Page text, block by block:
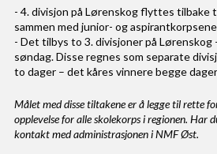
- 4. divisjon på Lørenskog flyttes tilbake
sammen med junior- og
- Det tilbys to 3. divisjoner på Lørenskog
søndag. Disse regnes som separate
to dager – det kåres vinnere begge
Målet med disse tiltakene er å legge til rette
opplevelse for alle skolekorps i regionen. Har
kontakt med administrasjonen i NMF Øst.